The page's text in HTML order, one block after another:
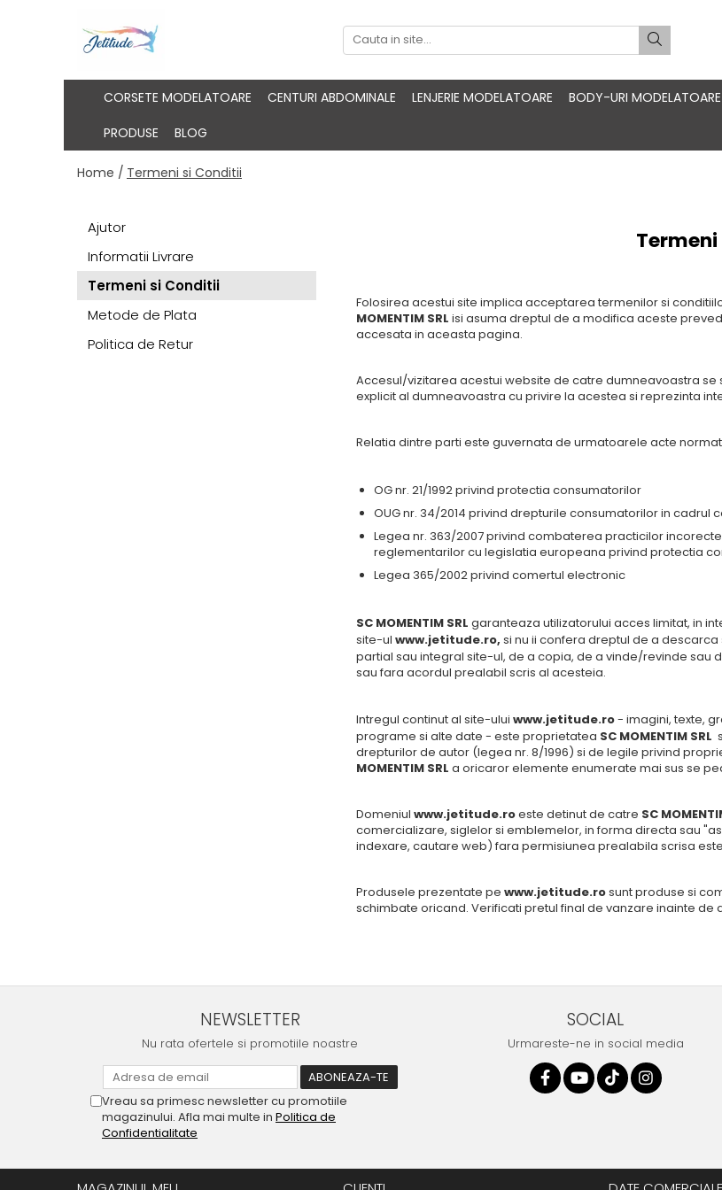
CORSETE MODELATOARE CENTURI ABDOMINALE LENJERIE MODELATOARE BODY-URI MODELATOARE
PRODUSE
BLOG
Home / Termeni si Conditii
Folosirea acestui site implica acceptarea termenilor si
MOMENTIM SRL isi asuma dreptul de a modifica aceste
accesata in aceasta pagina.
Accesul/vizitarea acestui website de catre dumneavoastra
explicit al dumneavoastra cu privire la acestea si reprezinta
Relatia dintre parti este guvernata de urmatoarele acte
OG nr. 21/1992 privind protectia consumatorilor
OUG nr. 34/2014 privind drepturile consumatorilor in cadrul
Legea nr. 363/2007 privind combaterea practicilor
reglementarilor cu legislatia europeana privind protectia
Legea 365/2002 privind comertul electronic
SC MOMENTIM SRL garanteaza utilizatorului acces limitat, in
site-ul www.jetitude.ro, si nu ii confera dreptul de a
partial sau integral site-ul, de a copia, de a vinde/revinde
sau fara acordul prealabil scris al acesteia.
Intregul continut al site-ului www.jetitude.ro- imagini, texte,
programe si alte date - este proprietatea SC MOMENTIM SRL
drepturilor de autor (legea nr. 8/1996) si de legile privind
MOMENTIM SRL a oricaror elemente enumerate mai sus se
Domeniul www.jetitude.roeste detinut de catre SC
comercializare, siglelor si emblemelor, in forma directa sau
indexare, cautare web) fara permisiunea prealabila scrisa
Produsele prezentate pe www.jetitude.rosunt produse si
schimbate oricand. Verificati pretul final de vanzare inainte de
Ajutor
Informatii Livrare
Termeni si Conditii
Metode de Plata
Politica de Retur
NEWSLETTER
Nu rata ofertele si promotiile noastre
Vreau sa primesc newsletter cu promotiile
magazinului. Afla mai multe in Politica de
Confidentialitate
SOCIAL
Urmareste-ne in social media